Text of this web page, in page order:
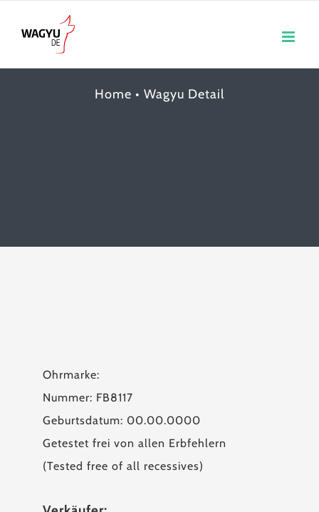
Home • Wagyu Detail
Ohrmarke:
Nummer: FB8117
Geburtsdatum: 00.00.0000
Getestet frei von allen Erbfehlern
(Tested free of all recessives)